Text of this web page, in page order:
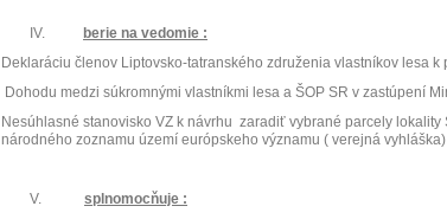
IV.
berie na vedomie :
Deklaráciu členov Liptovsko-tatranského združenia vlastníkov lesa
Dohodu medzi súkromnými vlastníkmi lesa a ŠOP SR v zastúpení
Nesúhlasné stanovisko VZ k návrhu zaradiť vybrané parcely lokality
národného zoznamu území európskeho významu ( verejná vyhláška)
V.
splnomocňuje :